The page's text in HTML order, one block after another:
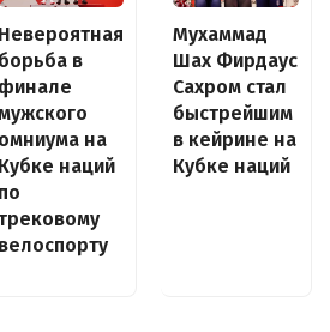
Невероятная
борьба в
финале
омниума на
Кубке наций
по
велоспорту
Мухаммад
Шах Фирдаус
Сахром стал
быстрейшим
в кейрине на
Кубке наций